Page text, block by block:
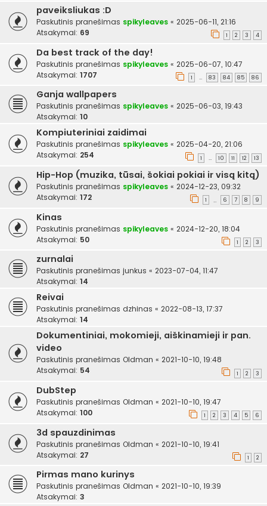
paveiksliukas :D
Paskutinis pranešimas spikyleaves « 2025-06-11, 21:16
Atsakymai: 69 1 2 3 4
Da best track of the day!
Paskutinis pranešimas spikyleaves « 2025-06-07, 10:47
Atsakymai: 1707 1 … 83 84 85 86
Ganja wallpapers
Paskutinis pranešimas spikyleaves « 2025-06-03, 19:43
Atsakymai: 10
Kompiuteriniai zaidimai
Paskutinis pranešimas spikyleaves « 2025-04-20, 21:06
Atsakymai: 254 1 … 10 11 12 13
Hip-Hop (muzika, tūsai, šokiai pokiai ir visą kitą)
Paskutinis pranešimas spikyleaves « 2024-12-23, 09:32
Atsakymai: 172 1 … 6 7 8 9
Kinas
Paskutinis pranešimas spikyleaves « 2024-12-20, 18:04
Atsakymai: 50 1 2 3
zurnalai
Paskutinis pranešimas junkus « 2023-07-04, 11:47
Atsakymai: 14
Reivai
Paskutinis pranešimas dzhinas « 2022-08-13, 17:37
Atsakymai: 14
Dokumentiniai, mokomieji, aiškinamieji ir pan.
video
Paskutinis pranešimas Oldman « 2021-10-10, 19:48
Atsakymai: 54 1 2 3
DubStep
Paskutinis pranešimas Oldman « 2021-10-10, 19:47
Atsakymai: 100 1 2 3 4 5 6
3d spauzdinimas
Paskutinis pranešimas Oldman « 2021-10-10, 19:41
Atsakymai: 27 1 2
Pirmas mano kurinys
Paskutinis pranešimas Oldman « 2021-10-10, 19:39
Atsakymai: 3